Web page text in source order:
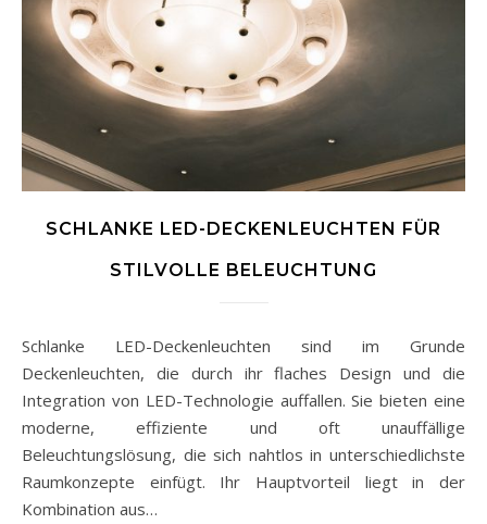
SCHLANKE LED-DECKENLEUCHTEN FÜR
STILVOLLE BELEUCHTUNG
Schlanke LED-Deckenleuchten sind im Grunde
Deckenleuchten, die durch ihr flaches Design und die
Integration von LED-Technologie auffallen. Sie bieten eine
moderne, effiziente und oft unauffällige
Beleuchtungslösung, die sich nahtlos in unterschiedlichste
Raumkonzepte einfügt. Ihr Hauptvorteil liegt in der
Kombination aus…